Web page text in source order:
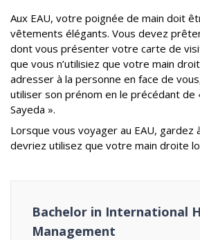
Aux EAU, votre poignée de main doit
vêtements élégants. Vous devez
dont vous présenter votre carte de
que vous n’utilisiez que votre main
adresser à la personne en face de
utiliser son prénom en le précédant de
Sayeda ».
Lorsque vous voyager au EAU, gardez
devriez utilisez que votre main droite
Bachelor in International
Management